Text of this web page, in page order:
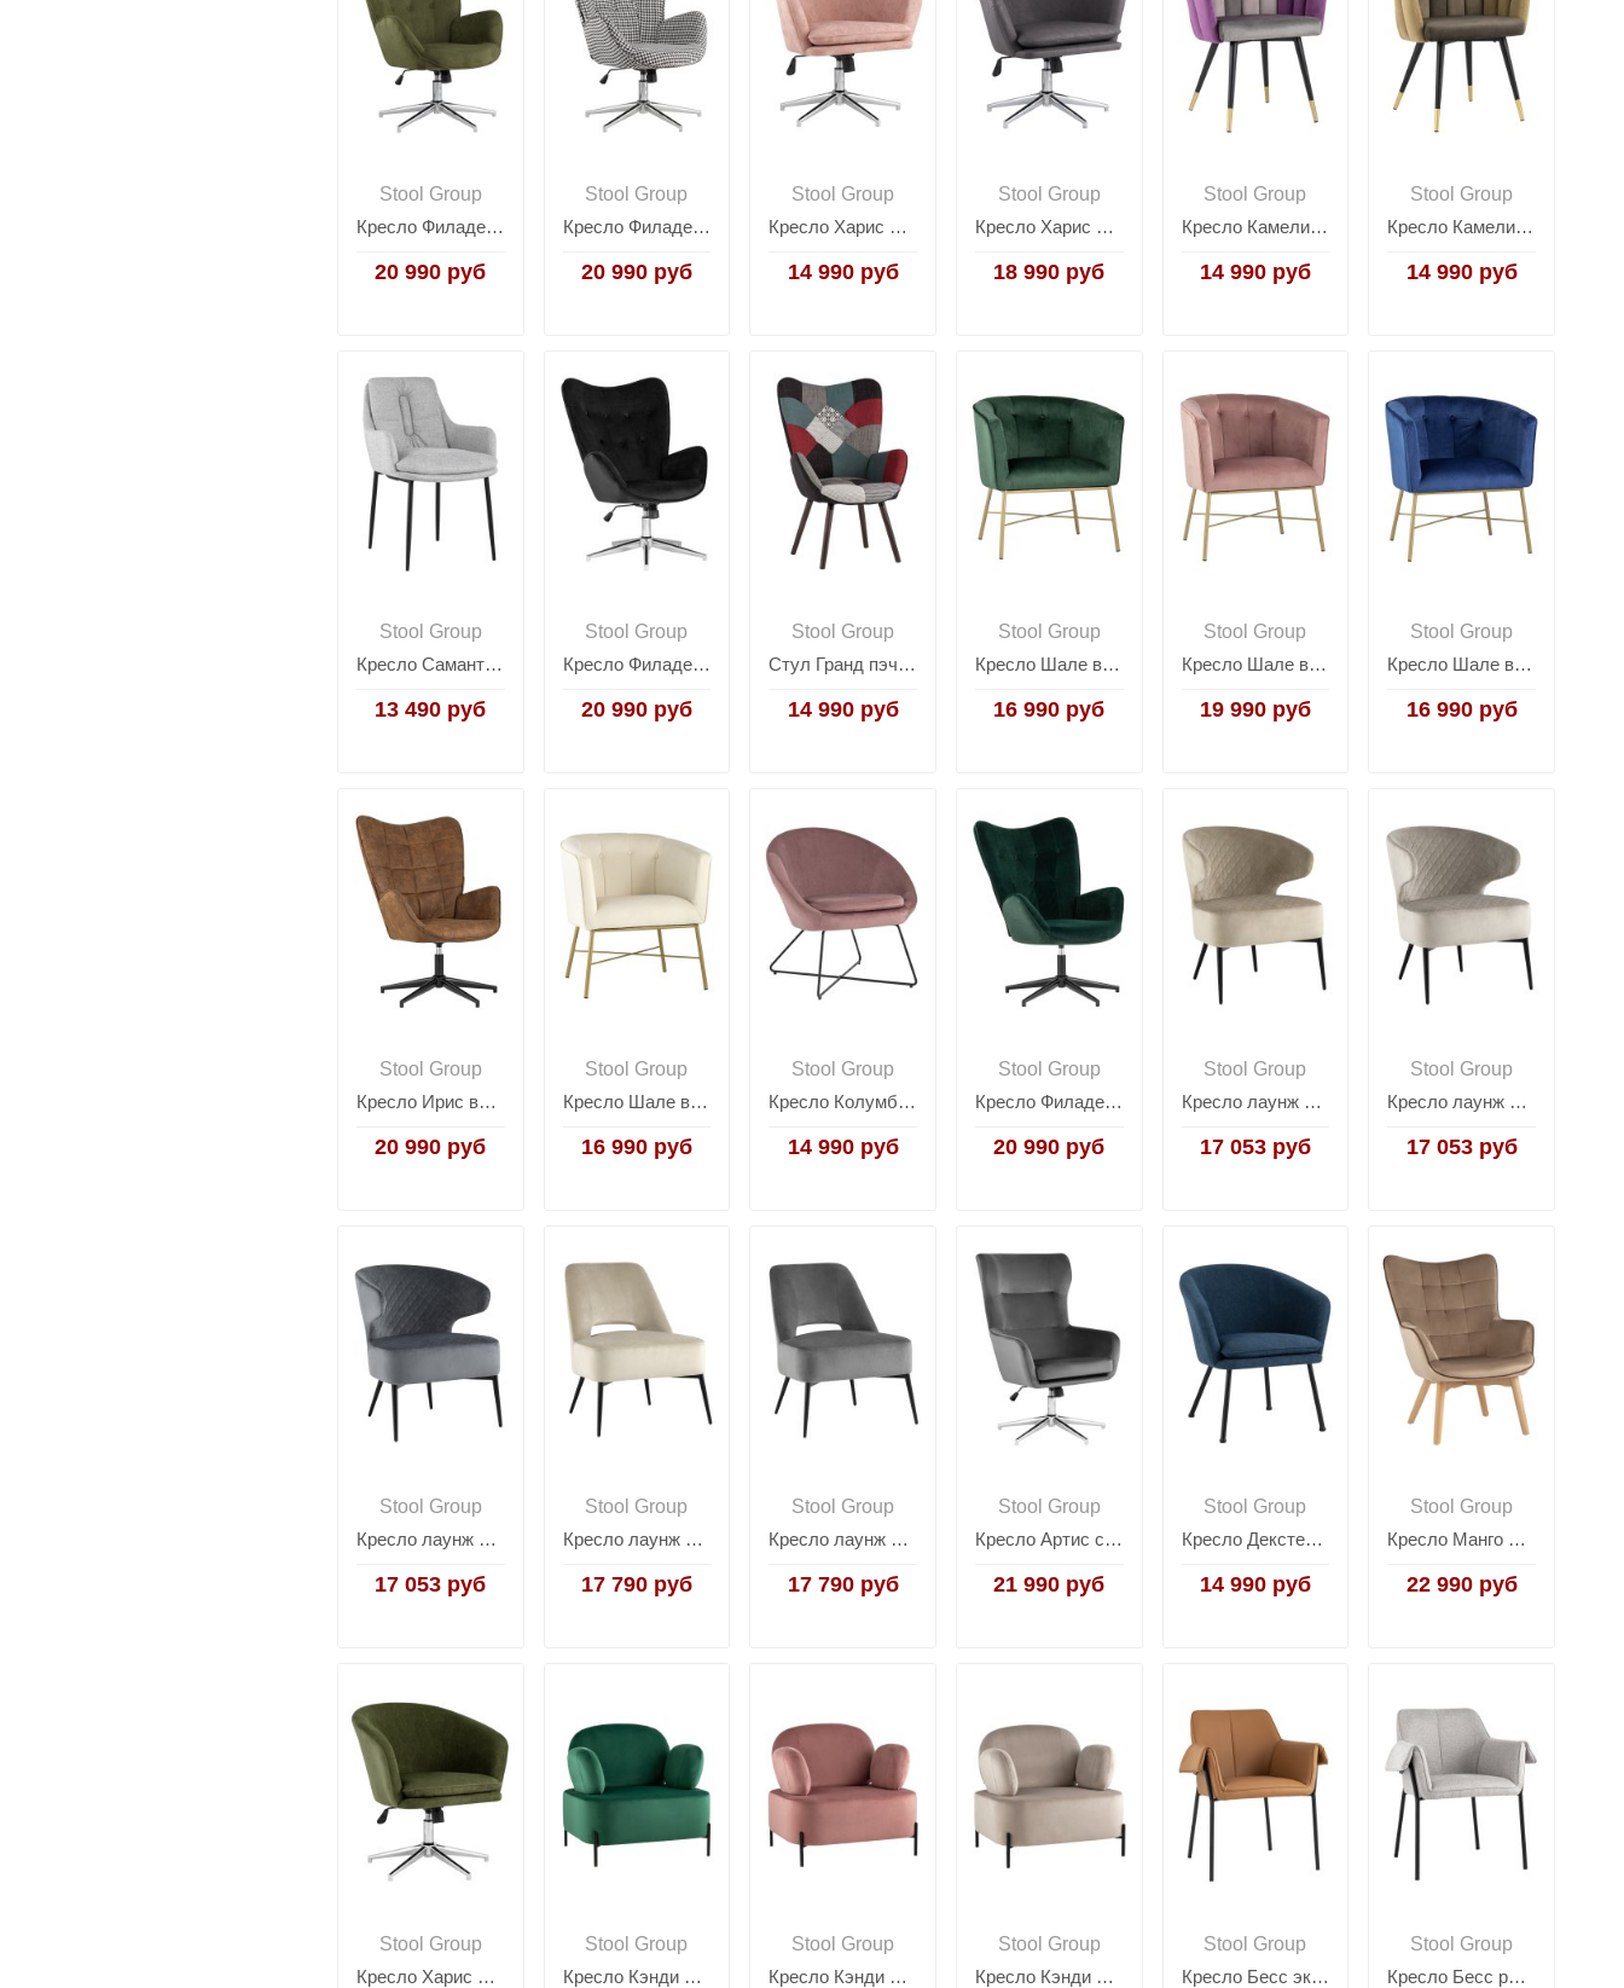
Stool Group
Кресло Филадельфия хаки
20 990 руб
Stool Group
Кресло Филадельфия ч/б
20 990 руб
Stool Group
Кресло Харис пыльно-розовое
14 990 руб
Stool Group
Кресло Харис серое
18 990 руб
Stool Group
Кресло Камелия серый
14 990 руб
Stool Group
Кресло Камелия шоколад
14 990 руб
Stool Group
Кресло Саманта рогожка светло-серый
13 490 руб
Stool Group
Кресло Филадельфия велюр черный
20 990 руб
Stool Group
Стул Гранд пэчворк
14 990 руб
Stool Group
Кресло Шале велюр зеленый
16 990 руб
Stool Group
Кресло Шале велюр розовый
19 990 руб
Stool Group
Кресло Шале велюр синий
16 990 руб
Stool Group
Кресло Ирис вращающееся коричневое
20 990 руб
Stool Group
Кресло Шале велюр бежевый
16 990 руб
Stool Group
Кресло Колумбия пыльно-розовое
14 990 руб
Stool Group
Кресло Филадельфия велюр изумрудный ножка черная
20 990 руб
Stool Group
Кресло лаунж Royal велюр бежевый
17 053 руб
Stool Group
Кресло лаунж Royal велюр серо-бежевый
17 053 руб
Stool Group
Кресло лаунж Royal велюр тёмно-серый
17 053 руб
Stool Group
Кресло лаунж Бостон велюр бежевый
17 790 руб
Stool Group
Кресло лаунж Бостон велюр тёмно-серый
17 790 руб
Stool Group
Кресло Артис серый
21 990 руб
Stool Group
Кресло Декстер синее
14 990 руб
Stool Group
Кресло Манго бежевый
22 990 руб
Stool Group
Кресло Харис хаки
Stool Group
Кресло Кэнди с подлокотниками велюр зелёный
Stool Group
Кресло Кэнди с подлокотниками велюр пыльно-розовый
Stool Group
Кресло Кэнди с подлокотниками велюр серо-бежевый
Stool Group
Кресло Бесс экокожа коричневый
Stool Group
Кресло Бесс рогожка светло-серый